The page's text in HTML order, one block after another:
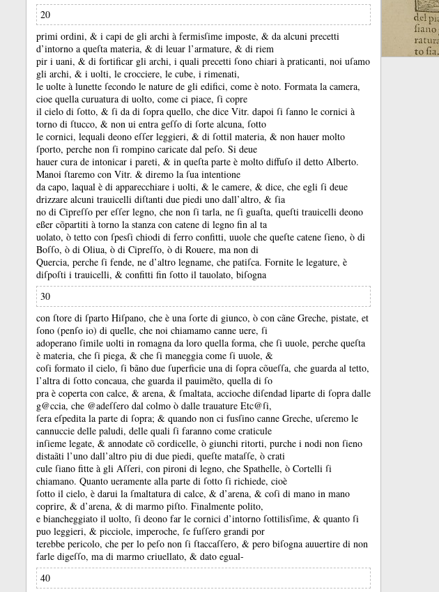
20
primi ordini, & i capi de gli archi à fermisſime imposte, & da alcuni precetti
d’intorno a queſta materia, & di leuar l’armature, & di riem
pir i uani, & di fortificar gli archi, i quali precetti ſono chiari à praticanti, noi uſamo
gli archi, & i uolti, le crocciere, le cube, i rimenati,
le uolte à lunette ſecondo le nature de gli edifici, come è noto. Formata la camera,
cioe quella curuatura di uolto, come ci piace, ſi copre
il cielo di ſotto, & ſi da di ſopra quello, che dice Vitr. dapoi ſi ſanno le cornici à
torno di ſtucco, & non ui entra geſſo di ſorte alcuna, ſotto
le cornici, lequali deono eſſer leggieri, & di ſottil materia, & non hauer molto
ſporto, perche non ſi rompino caricate dal peſo. Si deue
hauer cura de intonicar i pareti, & in queſta parte è molto diffuſo il detto Alberto.
Manoi ſtaremo con Vitr. & diremo la ſua intentione
da capo, laqual è di apparecchiare i uolti, & le camere, & dice, che egli ſi deue
drizzare alcuni trauicelli diſtanti due piedi uno dall’altro, & ſia
no di Cipreſſo per eſſer legno, che non ſi tarla, ne ſi guaſta, queſti trauicelli deono
eßer cõpartiti à torno la stanza con catene di legno fin al ta
uolato, ò tetto con ſpesſi chiodi di ferro confitti, uuole che queſte catene ſieno, ò di
Boſſo, ò di Oliua, ò di Cipreſſo, ò di Rouere, ma non di
Quercia, perche ſi fende, ne d’altro legname, che patiſca. Fornite le legature, è
diſpoſti i trauicelli, & confitti fin ſotto il tauolato, biſogna
30
con ſtore di ſparto Hiſpano, che è una ſorte di giunco, ò con cãne Greche, pistate, et
ſono (penſo io) di quelle, che noi chiamamo canne uere, ſi
adoperano ſimile uolti in romagna da loro quella forma, che ſi uuole, perche queſta
è materia, che ſi piega, & che ſi maneggia come ſi uuole, &
coſi formato il cielo, ſi bãno due ſuperficie una di ſopra cõueſſa, che guarda al tetto,
l’altra di ſotto concaua, che guarda il pauimẽto, quella di ſo
pra è coperta con calce, & arena, & ſmaltata, accioche diſendad liparte di ſopra dalle
g@ccia, che @adeſſero dal colmo ò dalle trauature Etc@ſi,
ſera eſpedita la parte di ſopra; & quando non ci fusſino canne Greche, uſeremo le
cannuccie delle paludi, delle quali ſi faranno come craticule
inſieme legate, & annodate cõ cordicelle, ò giunchi ritorti, purche i nodi non ſieno
distaãti l’uno dall’altro piu di due piedi, queſte mataſſe, ò crati
cule ſiano fitte à gli Aſſeri, con pironi di legno, che Spathelle, ò Cortelli ſi
chiamano. Quanto ueramente alla parte di ſotto ſi richiede, cioè
ſotto il cielo, è darui la ſmaltatura di calce, & d’arena, & coſi di mano in mano
coprire, & d’arena, & di marmo piſto. Finalmente polito,
e biancheggiato il uolto, ſi deono far le cornici d’intorno ſottilisſime, & quanto ſi
puo leggieri, & picciole, imperoche, ſe fuſſero grandi por
terebbe pericolo, che per lo peſo non ſi ſtaccaſſero, & pero biſogna auuertire di non
farle digeſſo, ma di marmo criuellato, & dato egual-
40